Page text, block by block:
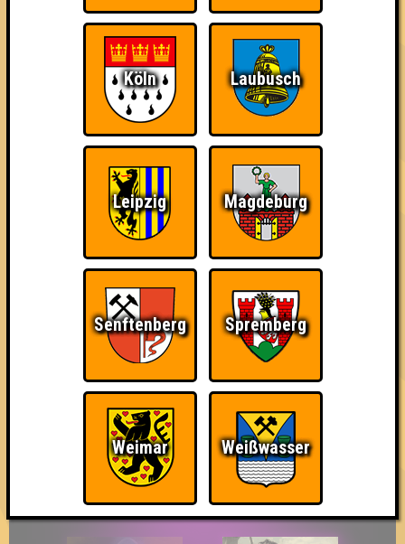
The Amount of
Teilnahmen is too
damn high
Ich war da, vor 3000
Da-Da Da! Da-Da Da!
Knapp daneben! So kurz vorm Sieg!
The Last of Us Wir sind ERSTER?! Streber
Eindeutiger Sieg Duelist Bin ich schon drin?
Köln Laubusch
Leipzig Magdeburg
Senftenberg Spremberg
Weimar Weißwasser